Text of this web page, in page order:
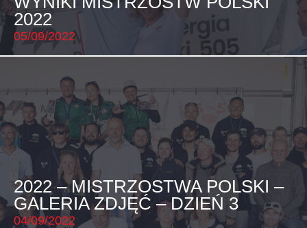
2022
05/09/2022
2022 – MISTRZOSTWA POLSKI –
GALERIA ZDJĘĆ – DZIEŃ 3
04/09/2022